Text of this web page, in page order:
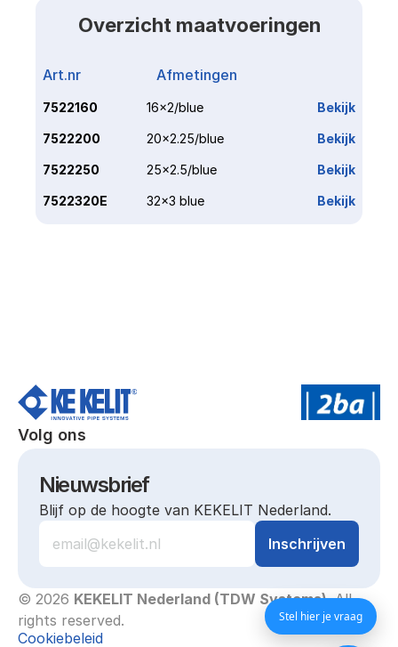
Overzicht maatvoeringen
Art.nr Afmetingen
7522160 16x2/blue Bekijk
7522200 20x2.25/blue Bekijk
7522250 25x2.5/blue Bekijk
7522320E 32x3 blue Bekijk
Volg ons
Nieuwsbrief
Blijf op de hoogte van KEKELIT Nederland.
© 2026 KEKELIT Nederland (TDW Systems). All
rights reserved.
Cookiebeleid
Stel hier je vraag